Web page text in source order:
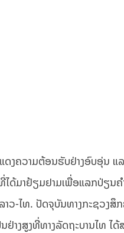
ງຄວາມຕ້ອນຮັບຢ່າງອົບອຸ່ນ
ໄດ້ມາຢ້ຽມຢາມເພື່ອແລກປ່ຽນ
ວ-ໄທ. ປັດຈຸບັນທາງກະຊວງສຶ
ຢ່າງສູງທີ່ທາງລັດຖະບານໄທ